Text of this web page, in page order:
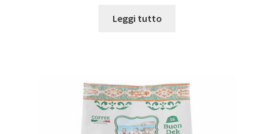
Leggi tutto